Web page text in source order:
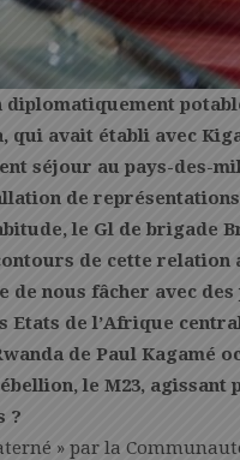
qui avait établi avec
séjour au pays-des-
de
le Gl de brigade
de cette relation
de nous fâcher avec
Etats de l’Afrique
de Paul Kagamé
le M23,
?
» par la